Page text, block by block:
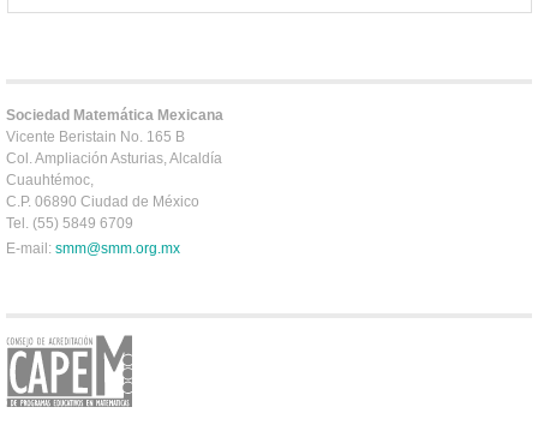
Sociedad Matemática Mexicana
Vicente Beristain No. 165 B
Col. Ampliación Asturias, Alcaldía
Cuauhtémoc,
C.P. 06890 Ciudad de México
Tel. (55) 5849 6709
E-mail: smm@smm.org.mx